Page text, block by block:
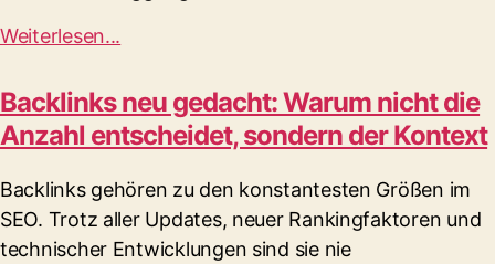
Weiterlesen...
Backlinks neu gedacht: Warum nicht die
Anzahl entscheidet, sondern der Kontext
Backlinks gehören zu den konstantesten Größen im
SEO. Trotz aller Updates, neuer Rankingfaktoren und
technischer Entwicklungen sind sie nie